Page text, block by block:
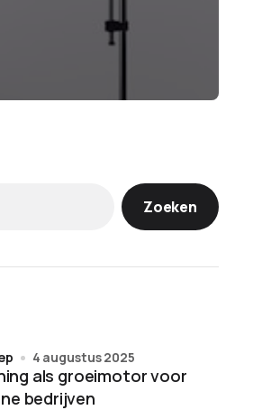
Zoeken
als groeimotor voor
bedrijven
4 augustus 2025